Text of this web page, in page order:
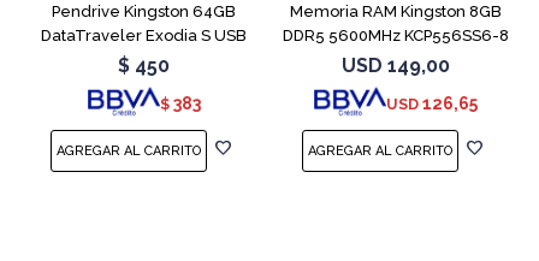
Pendrive Kingston 64GB
DataTraveler Exodia S USB
3.2
$ 450
$ 383
Memoria RAM Kingston 8GB
DDR5 5600MHz KCP556SS6-8
SODIMM
USD 149,00
USD 126,65